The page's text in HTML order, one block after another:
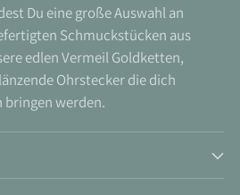
Du eine große Auswahl an
Schmuckstücken aus
edlen Vermeil Goldketten,
Ohrstecker die dich
werden.